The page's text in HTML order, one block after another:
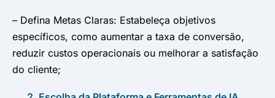
– Defina Metas Claras: Estabeleça objetivos
específicos, como aumentar a taxa de conversão,
reduzir custos operacionais ou melhorar a satisfação
do cliente;